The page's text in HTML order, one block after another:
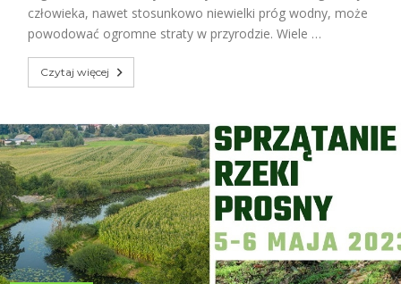
człowieka, nawet stosunkowo niewielki próg wodny, może
powodować ogromne straty w przyrodzie. Wiele …
Czytaj więcej